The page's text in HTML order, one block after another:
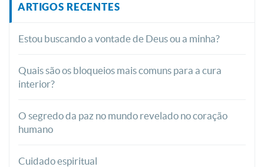
ARTIGOS RECENTES
Estou buscando a vontade de Deus ou a minha?
Quais são os bloqueios mais comuns para a cura
interior?
O segredo da paz no mundo revelado no coração
humano
Cuidado espiritual